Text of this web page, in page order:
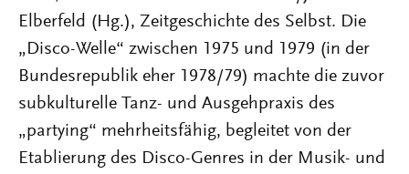
Elberfeld (Hg.), Zeitgeschichte des Selbst. Die
„Disco-Welle“ zwischen 1975 und 1979 (in der
Bundesrepublik eher 1978/79) machte die zuvor
subkulturelle Tanz- und Ausgehpraxis des
„partying“ mehrheitsfähig, begleitet von der
Etablierung des Disco-Genres in der Musik- und